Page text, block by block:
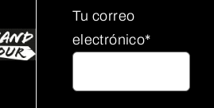
Tu correo
electrónico*